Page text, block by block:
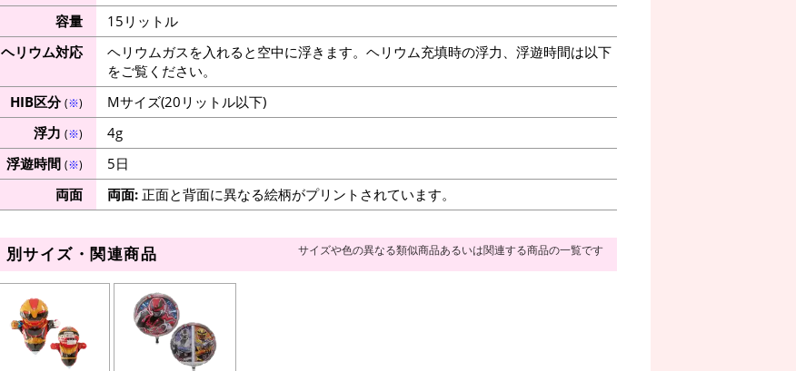
容量
15リットル
ヘリウム対応
ヘリウムガスを入れると空中に浮きます。ヘリウム充填時の浮力、浮遊時間は以下
をご覧ください。
HIB区分(※)
Mサイズ(20リットル以下)
浮力 (※)
4g
浮遊時間 (※)
5日
両面
両面:正面と背面に異なる絵柄がプリントされています。
別サイズ・関連商品 サイズや色の異なる類似商品あるいは関連する商品の一覧です